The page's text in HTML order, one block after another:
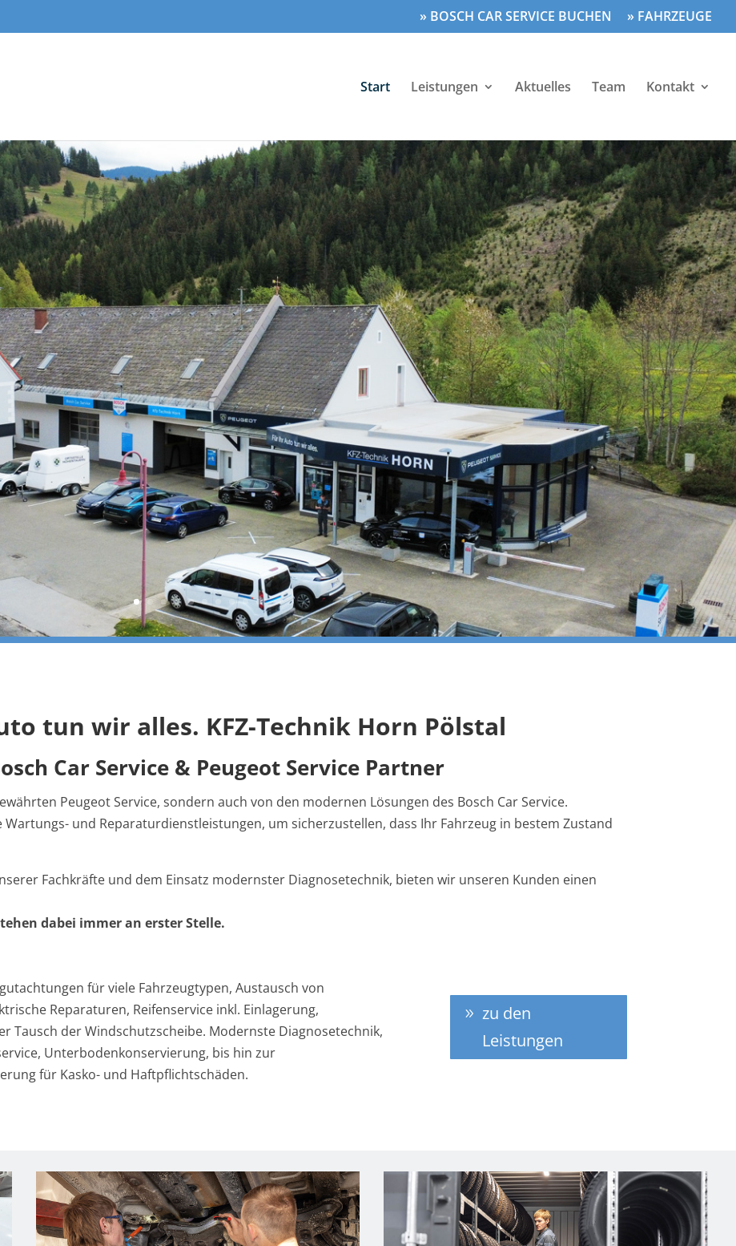
» BOSCH CAR SERVICE BUCHEN » FAHRZEUGE
Start Leistungen Aktuelles Team Kontakt
tun wir alles. KFZ-Technik Horn Pölstal
Car Service & Peugeot Service Partner
Peugeot Service, sondern auch von den modernen Lösungen des Bosch Car Service.
Wartungs- und Reparaturdienstleistungen, um sicherzustellen, dass Ihr Fahrzeug in bestem Zustand
Fachkräfte und dem Einsatz modernster Diagnosetechnik, bieten wir unseren Kunden einen
dabei immer an erster Stelle.
für viele Fahrzeugtypen, Austausch von
Reparaturen, Reifenservice inkl. Einlagerung,
Tausch der Windschutzscheibe. Modernste Diagnosetechnik,
Unterbodenkonservierung, bis hin zur
für Kasko- und Haftpflichtschäden.
zu den
Leistungen
Urlaubs-Check für dein Auto
Bevor es in den wohlverdienten Urlaub geht,
gönn auch deinem Auto einen Urlaubs-Check bei uns.
Wir prüfen alle wichtigen technischen und elektrischen Bauteile,
damit du entspannt und sicher an dein Ziel kommst.
📅 Jetzt Termin vereinbaren und sorgenfrei losfahren!
Für Rückfragen stehen wir gerne zur Verfügung!
Das Team von KFZ-Technik Horn
KFZ-Technik Horn Im Dorf 11, 8763 Pölstal T. 03571 2311 •
office@kfztech-horn.at www.kfztech-horn.at
[ Fenster schließen ]